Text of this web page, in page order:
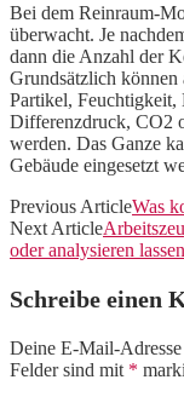
Bei dem Reinraum-
überwacht. Je
dann die Anzahl der
Grundsätzlich können
Partikel, Feuchtigkeit,
Differenzdruck, CO2
werden. Das Ganze
Gebäude eingesetzt
Previous ArticleWas
Next Article
oder analysieren lassen
Schreibe einen
Deine E-Mail-
Felder sind mit *